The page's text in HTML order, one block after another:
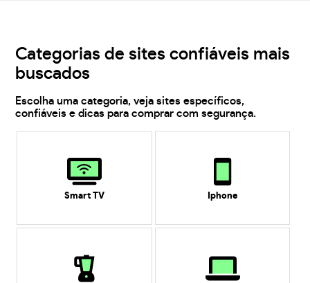
Categorias de sites confiáveis mais
buscados
Escolha uma categoria, veja sites específicos,
confiáveis e dicas para comprar com segurança.
Smart TV Iphone